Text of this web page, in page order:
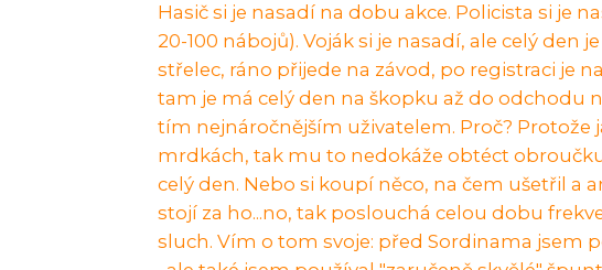
Hasič si je nasadí na dobu akce. Policista si je
20-100 nábojů). Voják si je nasadí, ale celý den
střelec, ráno přijede na závod, po registraci je
tam je má celý den na škopku až do odchodu
tím nejnáročnějším uživatelem. Proč? Protože
mrdkách, tak mu to nedokáže obtéct
celý den. Nebo si koupí něco, na čem ušetřil a
stojí za ho...no, tak poslouchá celou dobu
sluch. Vím o tom svoje: před Sordinama jsem